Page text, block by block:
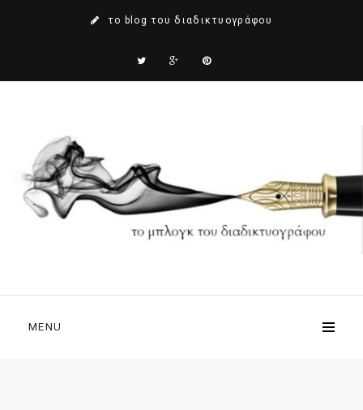
το blog του διαδικτυογράφου
MENU